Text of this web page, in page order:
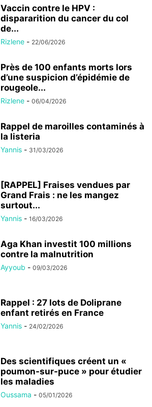
Vaccin contre le HPV :
dispararition du cancer du col
de...
Rizlene - 22/06/2026
Près de 100 enfants morts lors
d’une suspicion d’épidémie de
rougeole...
Rizlene - 06/04/2026
Rappel de maroilles contaminés à
la listeria
Yannis - 31/03/2026
[RAPPEL] Fraises vendues par
Grand Frais : ne les mangez
surtout...
Yannis - 16/03/2026
Aga Khan investit 100 millions
contre la malnutrition
Ayyoub - 09/03/2026
Rappel : 27 lots de Doliprane
enfant retirés en France
Yannis - 24/02/2026
Des scientifiques créent un «
poumon-sur-puce » pour étudier
les maladies
Oussama - 05/01/2026